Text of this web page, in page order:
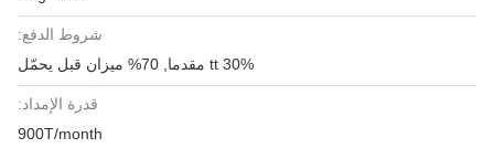
شروط الدفع:
30% tt مقدما, 70% ميزان قبل يحمّل
قدرة الإمداد:
900T/month